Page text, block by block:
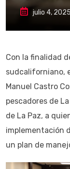
julio 4, 2025
Con la finalidad
sudcaliforniano,
Manuel Castro
pescadores de
de La Paz, a
implementación
un plan de